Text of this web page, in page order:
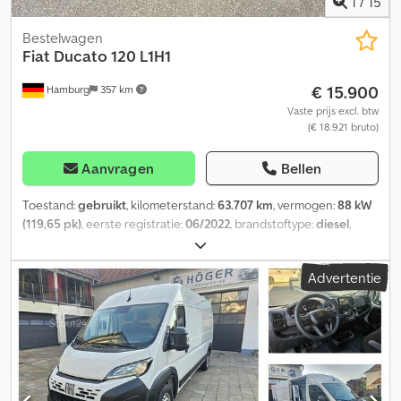
Hamburg 357 km
Bestelwagen
Fiat Ducato 120 L1H1
€ 15.900
Vaste prijs excl. btw
(€ 18.921 bruto)
Aanvragen Bellen
Toestand:gebruikt, kilometerstand:63.707 km, vermogen:88 kW
(119,65 pk), eerste registratie:06/2022, brandstoftype:diesel,
, maximaal laadgewicht:
totaalgewicht:3.040 kg, asconfiguratie:2 assen, wielbasis:3.000
mm , kleur:blauw, bestuurderscabine:overig
, soort overbrenging:
mechanisch, emissieklasse:Euro 6, ophanging:staal, laadruimte
inhoud:8 m³, laadruimte lengte: 2.670 mm
, laadruimtebreedte:
1.870 mm, laadruimtehoogte:1.662 mm , Uitrusting:ABS,
aanhangwagenkoppeling, airconditioning, boordcomputer,
cruise control , Kleur: blau, leeggewicht: 2078 kg, maximaal
toegestaan totaalgewicht: 3040 kg, laadruimte (l x b x h): 2.670 mm
Advertentie